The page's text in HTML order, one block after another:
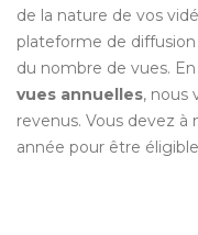
de la nature de vos
plateforme de
du nombre de vues.
vues annuelles, nous
revenus. Vous devez à
année pour être